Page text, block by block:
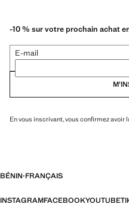
-10 % sur votre prochain achat
E-mail
En vous inscrivant, vous confirmez avoir
BÉNIN·FRANÇAIS
INSTAGRAMFACEBOOKYOUTUBE